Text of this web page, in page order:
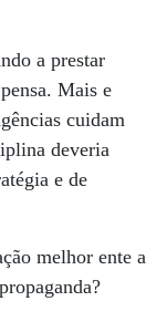
a prestar
Mais e
cuidam
deveria
e de
melhor ente a